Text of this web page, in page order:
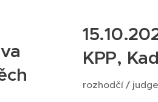
KPP,
rozhodčí /